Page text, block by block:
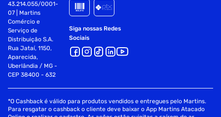
43.214.055/0001-
07 | Martins
Comércio e
Serviço de
Distribuição S.A.
Rua Jataí, 1150,
Aparecida,
Uberlândia / MG -
CEP 38400 - 632
Siga nossas Redes
Sociais
*O Cashback é válido para produtos vendidos e entregues pelo Martins.
Para resgatar o cashback o cliente deve baixar o App Martins Atacado